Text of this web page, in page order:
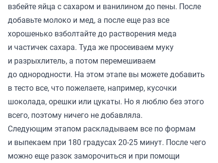
взбейте яйца с сахаром и ванилином до пены. После
добавьте молоко и мед, а после еще раз все
хорошенько взболтайте до растворения меда
и частичек сахара. Туда же просеиваем муку
и разрыхлитель, а потом перемешиваем
до однородности. На этом этапе вы можете добавить
в тесто все, что пожелаете, например, кусочки
шоколада, орешки или цукаты. Но я люблю без этого
всего, поэтому ничего не добавляла.
Следующим этапом раскладываем все по формам
и выпекаем при 180 градусах 20-25 минут. После чего
можно еще разок заморочиться и при помощи